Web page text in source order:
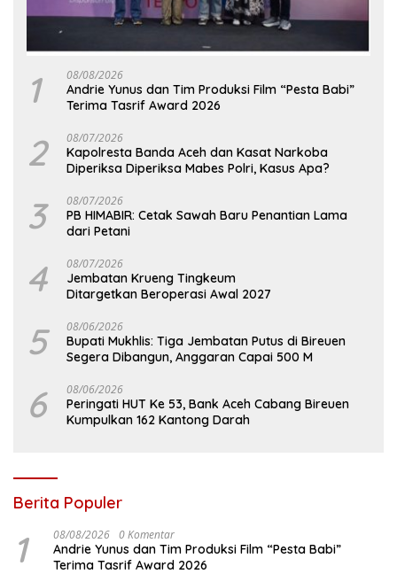
1 08/08/2026
Andrie Yunus dan Tim Produksi Film “Pesta Babi”
Terima Tasrif Award 2026
2 08/07/2026
Kapolresta Banda Aceh dan Kasat Narkoba
Diperiksa Diperiksa Mabes Polri, Kasus Apa?
3 08/07/2026
PB HIMABIR: Cetak Sawah Baru Penantian Lama
dari Petani
4 08/07/2026
Jembatan Krueng Tingkeum
Ditargetkan Beroperasi Awal 2027
5 08/06/2026
Bupati Mukhlis: Tiga Jembatan Putus di Bireuen
Segera Dibangun, Anggaran Capai 500 M
6 08/06/2026
Peringati HUT Ke 53, Bank Aceh Cabang Bireuen
Kumpulkan 162 Kantong Darah
Berita Populer
1 08/08/2026 0 Komentar
Andrie Yunus dan Tim Produksi Film “Pesta Babi”
Terima Tasrif Award 2026